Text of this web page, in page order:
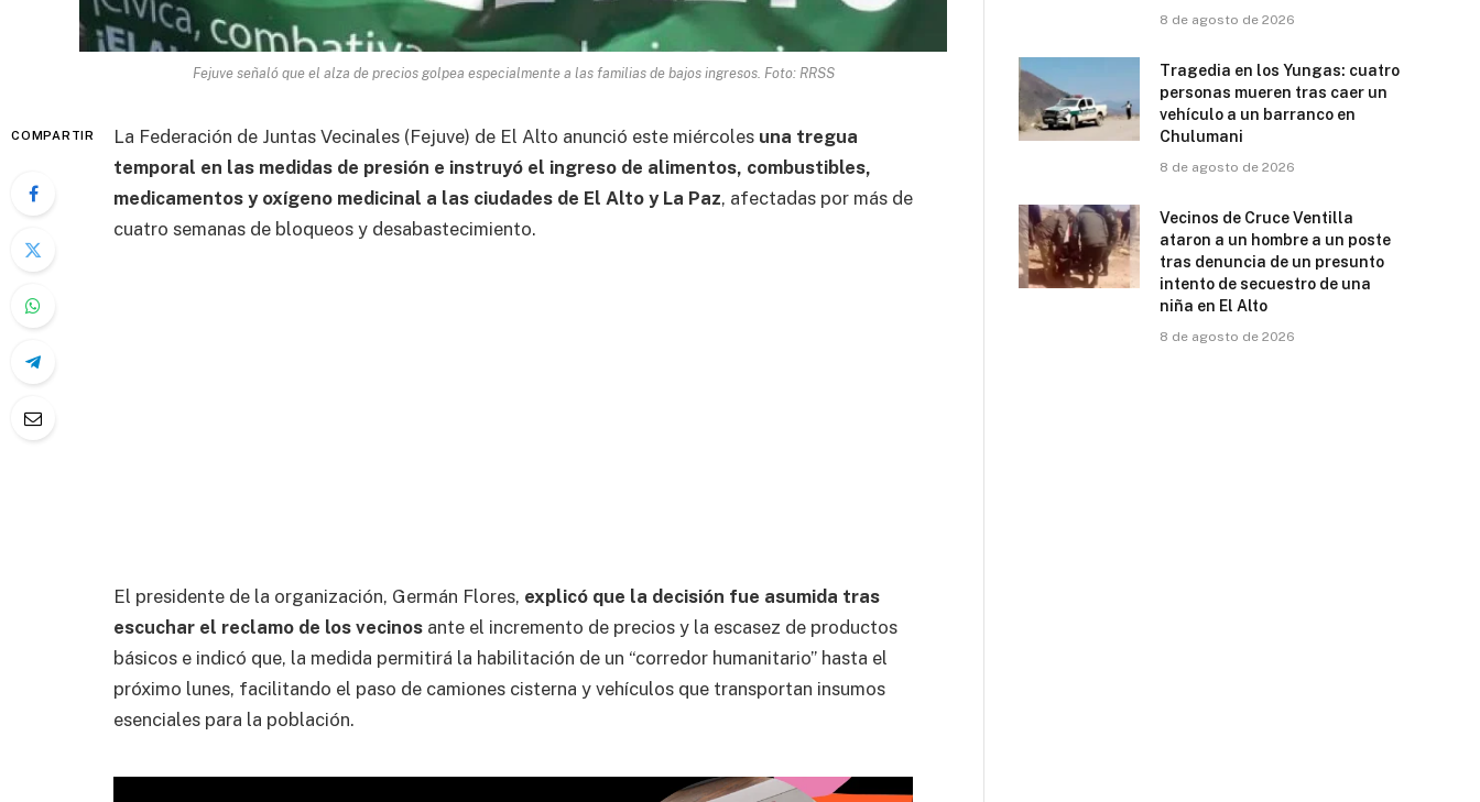
Fejuve señaló que el alza de precios golpea especialmente a las familias de bajos ingresos. Foto: RRSS
COMPARTIR La Federación de Juntas Vecinales (Fejuve) de El Alto anunció este miércoles una tregua
temporal en las medidas de presión e instruyó el ingreso de alimentos, combustibles,
medicamentos y oxígeno medicinal a las ciudades de El Alto y La Paz, afectadas por más de
cuatro semanas de bloqueos y desabastecimiento.
El presidente de la organización, Germán Flores, explicó que la decisión fue asumida tras
escuchar el reclamo de los vecinos ante el incremento de precios y la escasez de productos
básicos e indicó que, la medida permitirá la habilitación de un “corredor humanitario” hasta el
próximo lunes, facilitando el paso de camiones cisterna y vehículos que transportan insumos
esenciales para la población.
8 de agosto de 2026
Tragedia en los Yungas: cuatro
personas mueren tras caer un
vehículo a un barranco en
Chulumani
8 de agosto de 2026
Vecinos de Cruce Ventilla
ataron a un hombre a un poste
tras denuncia de un presunto
intento de secuestro de una
niña en El Alto
8 de agosto de 2026